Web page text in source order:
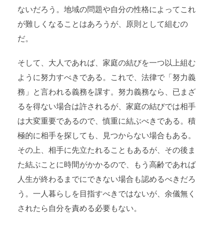
ないだろう。地域の問題や自分の性格によってこれ
が難しくなることはあろうが、原則として組むの
だ。
そして、大人であれば、家庭の結びを一つ以上組む
ように努力すべきである。これで、法律で「努力義
務」と言われる義務を課す。努力義務なら、已まざ
るを得ない場合は許されるが、家庭の結びでは相手
は大変重要であるので、慎重に結ぶべきである。積
極的に相手を探しても、見つからない場合もある。
その上、相手に先立たれることもあるが、その後ま
た結ぶことに時間がかかるので、もう高齢であれば
人生が終わるまでにできない場合も認めるべきだろ
う。一人暮らしを目指すべきではないが、余儀無く
されたら自分を責める必要もない。